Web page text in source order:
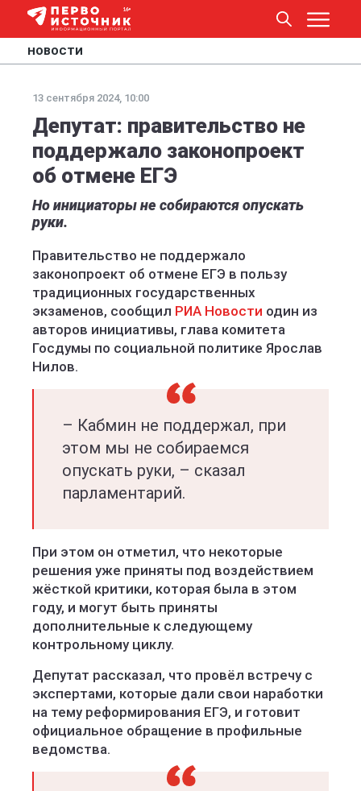
НОВОСТИ
13 сентября 2024, 10:00
Депутат: правительство не
поддержало законопроект
об отмене ЕГЭ
Но инициаторы не собираются опускать
руки.
Правительство не поддержало
законопроект об отмене ЕГЭ в пользу
традиционных государственных
экзаменов, сообщил РИА Новости один из
авторов инициативы, глава комитета
Госдумы по социальной политике Ярослав
Нилов.
– Кабмин не поддержал, при
этом мы не собираемся
опускать руки, – сказал
парламентарий.
При этом он отметил, что некоторые
решения уже приняты под воздействием
жёсткой критики, которая была в этом
году, и могут быть приняты
дополнительные к следующему
контрольному циклу.
Депутат рассказал, что провёл встречу с
экспертами, которые дали свои наработки
на тему реформирования ЕГЭ, и готовит
официальное обращение в профильные
ведомства.